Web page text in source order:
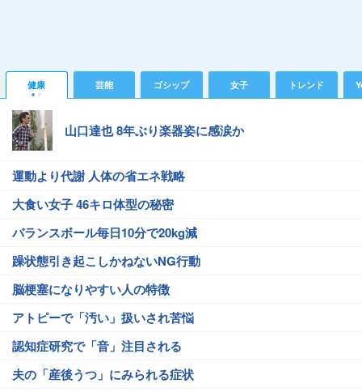
健康 芸能 ゴシップ 女子 トレンド
山口達也 8年ぶり楽器姿に感涙か
運動より代謝 人体の省エネ戦略
大食い女子 46キロ体型の秘密
バランスボール毎日10分で20kg減
躁状態引き起こしかねないNG行動
脳梗塞になりやすい人の特徴
アトピーで「汚い」扱いされ苦悩
認知症研究で「音」注目される
夫の「産後うつ」にみられる症状